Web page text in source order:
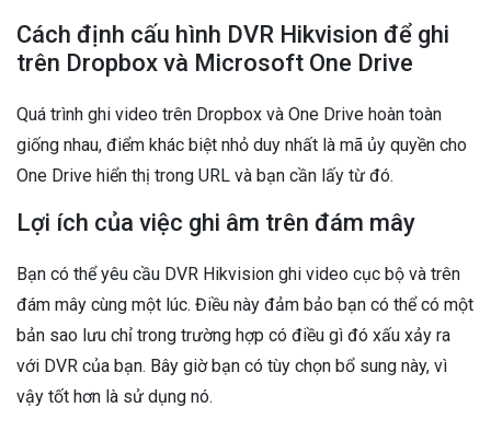
Cách định cấu hình DVR Hikvision để ghi
trên Dropbox và Microsoft One Drive
Quá trình ghi video trên Dropbox và One Drive hoàn toàn
giống nhau, điểm khác biệt nhỏ duy nhất là mã ủy quyền cho
One Drive hiển thị trong URL và bạn cần lấy từ đó.
Lợi ích của việc ghi âm trên đám mây
Bạn có thể yêu cầu DVR Hikvision ghi video cục bộ và trên
đám mây cùng một lúc. Điều này đảm bảo bạn có thể có một
bản sao lưu chỉ trong trường hợp có điều gì đó xấu xảy ra
với DVR của bạn. Bây giờ bạn có tùy chọn bổ sung này, vì
vậy tốt hơn là sử dụng nó.